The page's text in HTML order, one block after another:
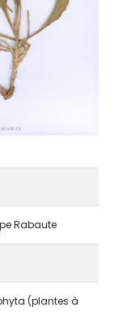
Rabaute
(plantes à